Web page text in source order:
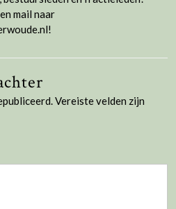
mail naar
Vereiste velden zijn